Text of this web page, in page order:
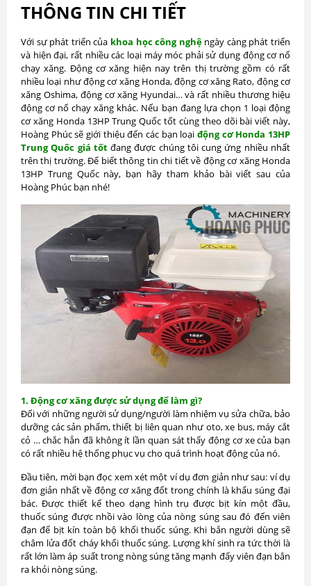
THÔNG TIN CHI TIẾT
Với sự phát triển của khoa học công nghệngày càng phát triển
và hiện đại, rất nhiều các loại máy móc phải sử dụng động cơ nổ
chạy xăng. Động cơ xăng hiện nay trên thị trường gồm có rất
nhiều loại như động cơ xăng Honda, động cơ xăng Rato, động cơ
xăng Oshima, động cơ xăng Hyundai… và rất nhiều thương hiệu
động cơ nổ chạy xăng khác. Nếu bạn đang lựa chọn 1 loại động
cơ xăng Honda 13HP Trung Quốc tốt cùng theo dõi bài viết này,
Hoàng Phúc sẽ giới thiệu đến các bạn loại động cơ Honda 13HP
Trung Quốc giá tốtđang được chúng tôi cung ứng nhiều nhất
trên thị trường. Để biết thông tin chi tiết về động cơ xăng Honda
13HP Trung Quốc này, bạn hãy tham khảo bài viết sau của
Hoàng Phúc bạn nhé!
1. Động cơ xăng được sử dụng để làm gì?
Đối với những người sử dụng/người làm nhiệm vụ sửa chữa, bảo
dưỡng các sản phẩm, thiết bị liên quan như oto, xe bus, máy cắt
cỏ … chắc hẳn đã không ít lần quan sát thấy động cơ xe của bạn
có rất nhiều hệ thống phục vụ cho quá trình hoạt động của nó.
Đầu tiên, mời bạn đọc xem xét một ví dụ đơn giản như sau: ví dụ
đơn giản nhất về động cơ xăng đốt trong chính là khẩu súng đại
bác. Được thiết kế theo dạng hình trụ được bịt kín một đầu,
thuốc súng được nhồi vào lòng của nòng súng sau đó đến viên
đạn để bịt kín toàn bộ khối thuốc súng. Khi bắn người dùng sẽ
châm lửa đốt cháy khối thuốc súng. Lượng khí sinh ra tức thời là
rất lớn làm áp suất trong nòng súng tăng mạnh đẩy viên đạn bắn
ra khỏi nòng súng.